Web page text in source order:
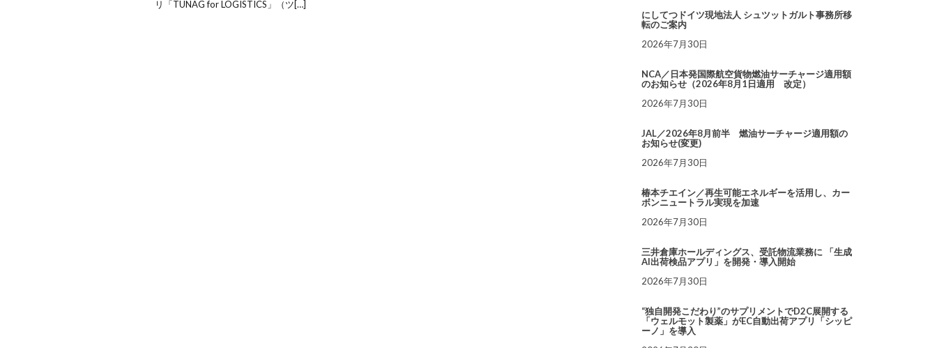
リ「TUNAG for LOGISTICS」（ツ[…]
にしてつドイツ現地法人 シュツットガルト事務所移
転のご案内
2026年7月30日
NCA／日本発国際航空貨物燃油サーチャージ適用額
のお知らせ（2026年8月1日適用 改定）
2026年7月30日
JAL／2026年8月前半 燃油サーチャージ適用額の
お知らせ(変更)
2026年7月30日
椿本チエイン／再生可能エネルギーを活用し、カー
ボンニュートラル実現を加速
2026年7月30日
三井倉庫ホールディングス、受託物流業務に 「生成
AI出荷検品アプリ」を開発・導入開始
2026年7月30日
“独自開発こだわり”のサプリメントでD2C展開する
「ウェルモット製薬」がEC自動出荷アプリ「シッピ
ーノ」を導入